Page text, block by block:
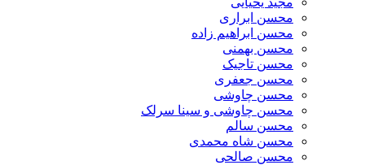
محسن ابراری
محسن ابراهیم زاده
محسن بهمنی
محسن تاجیک
محسن جعفری
محسن چاوشی
محسن چاوشی و سینا سرلک
محسن سالم
محسن شاه محمدی
محسن صالحی